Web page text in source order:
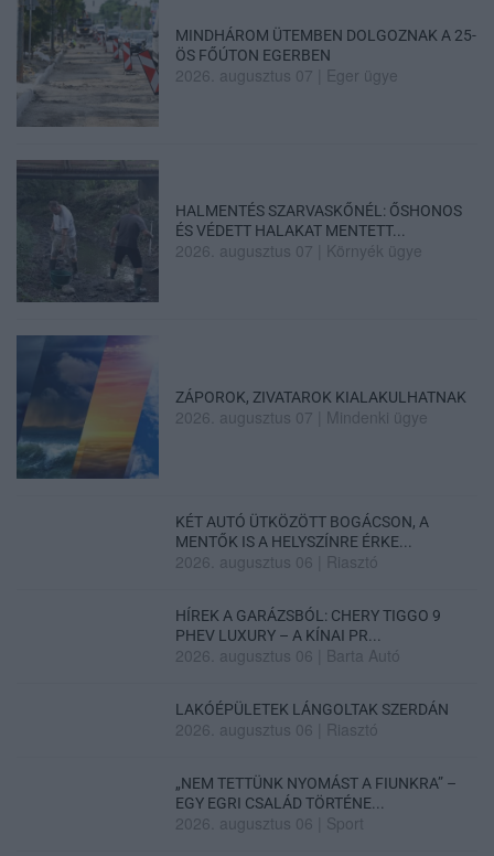
MINDHÁROM ÜTEMBEN DOLGOZNAK A 25-
ÖS FŐÚTON EGERBEN
2026. augusztus 07 Eger ügye
HALMENTÉS SZARVASKŐNÉL: ŐSHONOS
ÉS VÉDETT HALAKAT MENTETT...
2026. augusztus 07 Környék ügye
ZÁPOROK, ZIVATAROK KIALAKULHATNAK
2026. augusztus 07 Mindenki ügye
KÉT AUTÓ ÜTKÖZÖTT BOGÁCSON, A
MENTŐK IS A HELYSZÍNRE ÉRKE...
2026. augusztus 06 Riasztó
HÍREK A GARÁZSBÓL: CHERY TIGGO 9
PHEV LUXURY – A KÍNAI PR...
2026. augusztus 06 Barta Autó
LAKÓÉPÜLETEK LÁNGOLTAK SZERDÁN
2026. augusztus 06 Riasztó
„NEM TETTÜNK NYOMÁST A FIUNKRA” –
EGY EGRI CSALÁD TÖRTÉNE...
2026. augusztus 06 Sport